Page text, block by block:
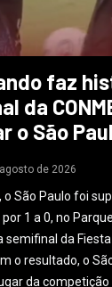
faz
da
o São
de 2026
São Paulo foi
1 a 0, no
semifinal da Fiesta
o resultado, o
da competição